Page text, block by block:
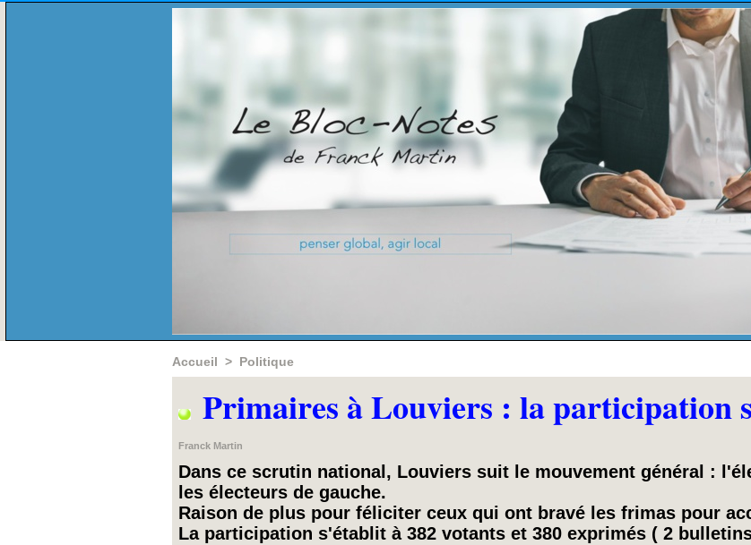
Accueil > Politique
Primaires à Louviers : la participation
Franck Martin
Dans ce scrutin national, Louviers suit le mouvement général :
les électeurs de gauche.
Raison de plus pour féliciter ceux qui ont bravé les frimas pour
La participation s'établit à 382 votants et 380 exprimés ( 2